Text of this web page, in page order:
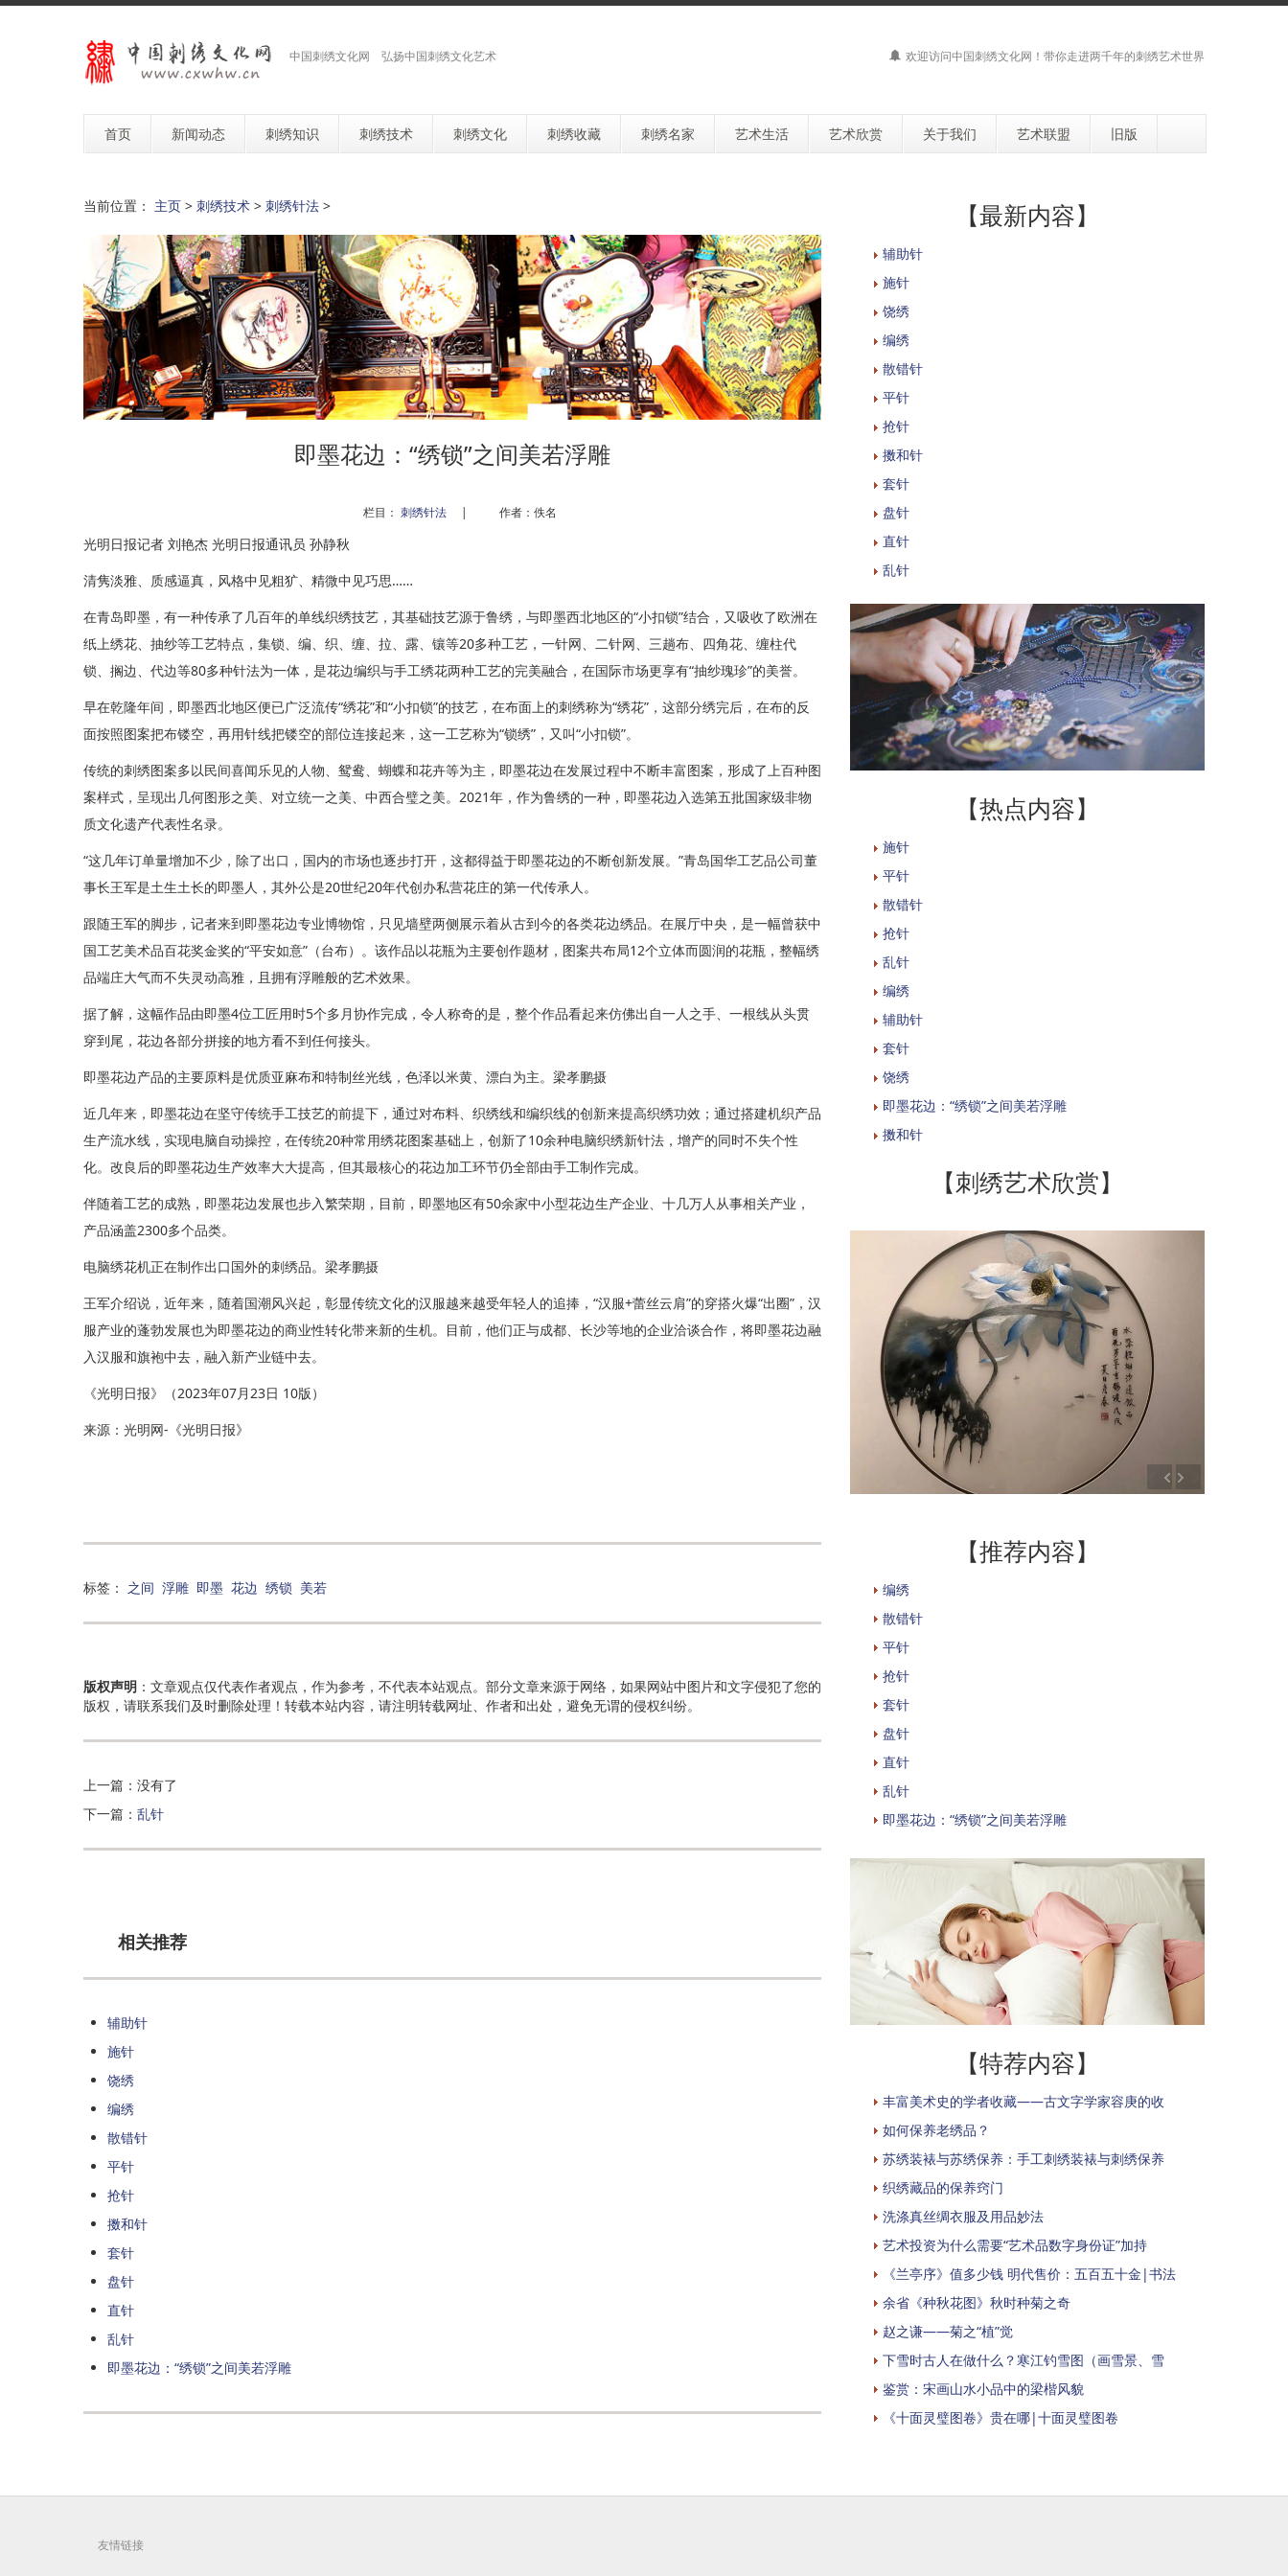
中国刺绣文化网 弘扬中国刺绣文化艺术 欢迎访问中国刺绣文化网 ！带你走进两千年的刺绣艺术世界
首页 新闻动态 刺绣知识 刺绣技术 刺绣文化 刺绣收藏 刺绣名家 艺术生活 艺术欣赏 关于我们 艺术联盟 旧版
当前位置： 主页 > 刺绣技术 > 刺绣针法 >
即墨花边：“绣锁”之间美若浮雕
栏目： 刺绣针法| 作者：佚名
光明日报记者 刘艳杰 光明日报通讯员 孙静秋
清隽淡雅、质感逼真，风格中见粗犷、精微中见巧思……
在青岛即墨，有一种传承了几百年的单线织绣技艺，其基础技艺源于鲁绣，与即墨西北地区的“小扣锁”结合，又吸收了欧洲在
纸上绣花、抽纱等工艺特点，集锁、编、织、缠、拉、露、镶等20多种工艺，一针网、二针网、三趟布、四角花、缠柱代
锁、搁边、代边等80多种针法为一体，是花边编织与手工绣花两种工艺的完美融合，在国际市场更享有“抽纱瑰珍”的美誉。
早在乾隆年间，即墨西北地区便已广泛流传“绣花”和“小扣锁”的技艺，在布面上的刺绣称为“绣花”，这部分绣完后，在布的反
面按照图案把布镂空，再用针线把镂空的部位连接起来，这一工艺称为“锁绣”，又叫“小扣锁”。
传统的刺绣图案多以民间喜闻乐见的人物、鸳鸯、蝴蝶和花卉等为主，即墨花边在发展过程中不断丰富图案，形成了上百种图
案样式，呈现出几何图形之美、对立统一之美、中西合璧之美。2021年，作为鲁绣的一种，即墨花边入选第五批国家级非物
质文化遗产代表性名录。
“这几年订单量增加不少，除了出口，国内的市场也逐步打开，这都得益于即墨花边的不断创新发展。”青岛国华工艺品公司董
事长王军是土生土长的即墨人，其外公是20世纪20年代创办私营花庄的第一代传承人。
跟随王军的脚步，记者来到即墨花边专业博物馆，只见墙壁两侧展示着从古到今的各类花边绣品。在展厅中央，是一幅曾获中
国工艺美术品百花奖金奖的“平安如意”（台布）。该作品以花瓶为主要创作题材，图案共布局12个立体而圆润的花瓶，整幅绣
品端庄大气而不失灵动高雅，且拥有浮雕般的艺术效果。
据了解，这幅作品由即墨4位工匠用时5个多月协作完成，令人称奇的是，整个作品看起来仿佛出自一人之手、一根线从头贯
穿到尾，花边各部分拼接的地方看不到任何接头。
即墨花边产品的主要原料是优质亚麻布和特制丝光线，色泽以米黄、漂白为主。梁孝鹏摄
近几年来，即墨花边在坚守传统手工技艺的前提下，通过对布料、织绣线和编织线的创新来提高织绣功效；通过搭建机织产品
生产流水线，实现电脑自动操控，在传统20种常用绣花图案基础上，创新了10余种电脑织绣新针法，增产的同时不失个性
化。改良后的即墨花边生产效率大大提高，但其最核心的花边加工环节仍全部由手工制作完成。
伴随着工艺的成熟，即墨花边发展也步入繁荣期，目前，即墨地区有50余家中小型花边生产企业、十几万人从事相关产业，
产品涵盖2300多个品类。
电脑绣花机正在制作出口国外的刺绣品。梁孝鹏摄
王军介绍说，近年来，随着国潮风兴起，彰显传统文化的汉服越来越受年轻人的追捧，“汉服+蕾丝云肩”的穿搭火爆“出圈”，汉
服产业的蓬勃发展也为即墨花边的商业性转化带来新的生机。目前，他们正与成都、长沙等地的企业洽谈合作，将即墨花边融
入汉服和旗袍中去，融入新产业链中去。
《光明日报》（2023年07月23日 10版）
来源：光明网-《光明日报》
标签： 之间 浮雕 即墨 花边 绣锁 美若
版权声明 ：文章观点仅代表作者观点，作为参考，不代表本站观点。部分文章来源于网络，如果网站中图片和文字侵犯了您的
版权，请联系我们及时删除处理！转载本站内容，请注明转载网址、作者和出处，避免无谓的侵权纠纷。
上一篇：没有了
下一篇： 乱针
相关推荐
辅助针
施针
饶绣
编绣
散错针
平针
抢针
擞和针
套针
盘针
直针
乱针
即墨花边：“绣锁”之间美若浮雕
【最新内容】
辅助针
施针
饶绣
编绣
散错针
平针
抢针
擞和针
套针
盘针
直针
乱针
【热点内容】
施针
平针
散错针
抢针
乱针
编绣
辅助针
套针
饶绣
即墨花边：“绣锁”之间美若浮雕
擞和针
【刺绣艺术欣赏】
【推荐内容】
编绣
散错针
平针
抢针
套针
盘针
直针
乱针
即墨花边：“绣锁”之间美若浮雕
【特荐内容】
丰富美术史的学者收藏——古文字学家容庚的收
如何保养老绣品？
苏绣装裱与苏绣保养：手工刺绣装裱与刺绣保养
织绣藏品的保养窍门
洗涤真丝绸衣服及用品妙法
艺术投资为什么需要“艺术品数字身份证”加持
《兰亭序》值多少钱 明代售价：五百五十金|书法
余省《种秋花图》秋时种菊之奇
赵之谦——菊之“植”觉
下雪时古人在做什么？寒江钓雪图（画雪景、雪
鉴赏：宋画山水小品中的梁楷风貌
《十面灵璧图卷》贵在哪|十面灵璧图卷
友情链接